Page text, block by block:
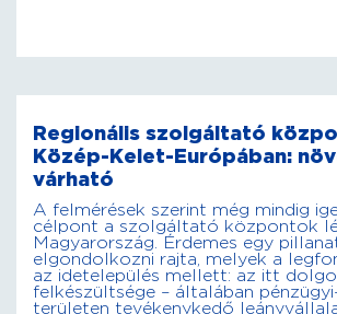
Regionális szolgáltató
Közép-Kelet-Európában:
várható
A felmérések szerint még mindig
célpont a szolgáltató központok
Magyarország. Érdemes egy
elgondolkozni rajta, melyek a
az idetelepülés mellett: az itt
felkészültsége – általában
területen tevékenykedő